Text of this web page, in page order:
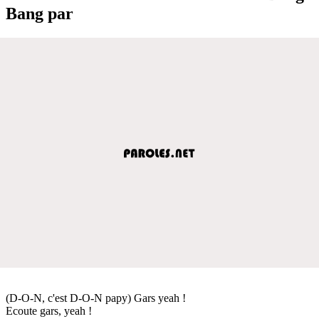
Bang par
(D-O-N, c'est D-O-N papy) Gars yeah !
Ecoute gars, yeah !